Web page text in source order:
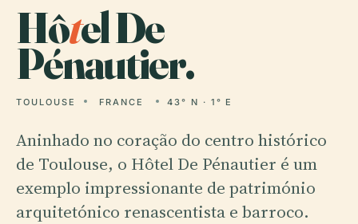
Hôtel De
Pénautier.
TOULOUSE FRANCE 43° N · 1° E
Aninhado no coração do centro histórico
de Toulouse, o Hôtel De Pénautier é um
exemplo impressionante de património
arquitetónico renascentista e barroco.